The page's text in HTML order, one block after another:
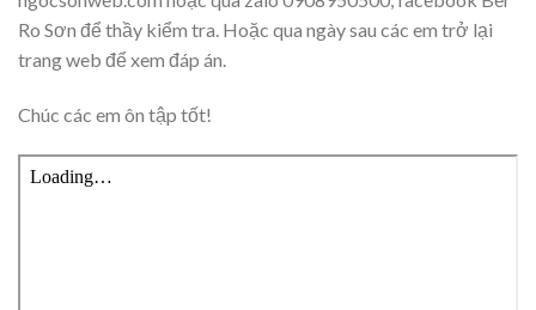
Ro Sơn để thầy kiểm tra. Hoặc qua ngày sau các em trở lại
trang web để xem đáp án.
Chúc các em ôn tập tốt!